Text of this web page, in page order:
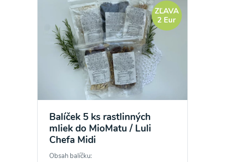
ZĽAVA
2 Eur
Balíček 5 ks rastlinných
mliek do MioMatu / Luli
Chefa Midi
Obsah balíčku: